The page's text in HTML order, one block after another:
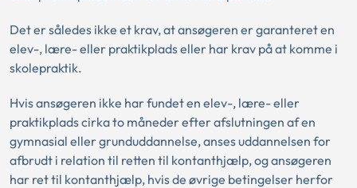
Det er således ikke et krav, at ansøgeren er garanteret en
elev-, lære- eller praktikplads eller har krav på at komme i
skolepraktik.
Hvis ansøgeren ikke har fundet en elev-, lære- eller
praktikplads cirka to måneder efter afslutningen af en
gymnasial eller grunduddannelse, anses uddannelsen for
afbrudt i relation til retten til kontanthjælp, og ansøgeren
har ret til kontanthjælp, hvis de øvrige betingelser herfor